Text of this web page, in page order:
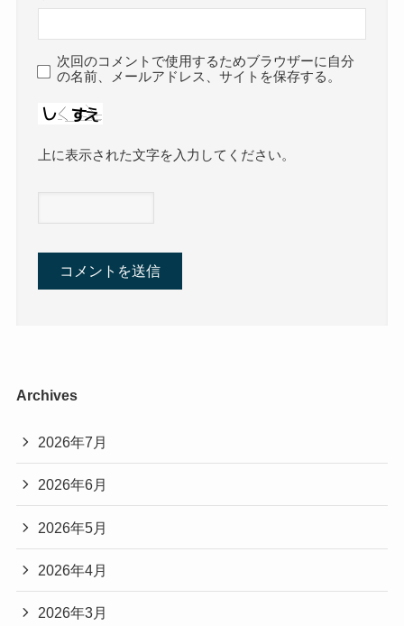
次回のコメントで使用するためブラウザーに自分
の名前、メールアドレス、サイトを保存する。
上に表示された文字を入力してください。
Archives
2026年7月
2026年6月
2026年5月
2026年4月
2026年3月